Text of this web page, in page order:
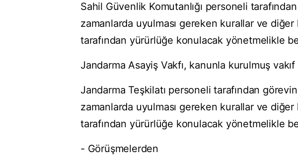
Sahil Güvenlik Komutanlığı personeli
zamanlarda uyulması gereken kurallar ve diğer
tarafından yürürlüğe konulacak yönetmelikle
Jandarma Asayiş Vakfı, kanunla kurulmuş
Jandarma Teşkilatı personeli tarafından görevin
zamanlarda uyulması gereken kurallar ve diğer
tarafından yürürlüğe konulacak yönetmelikle
- Görüşmelerden